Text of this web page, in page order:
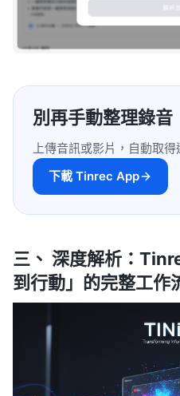
別再手動整理錄音
上傳音訊或影片，自動取
下載 Tinrec App
三、 深度解析：
到行動」的完整工作